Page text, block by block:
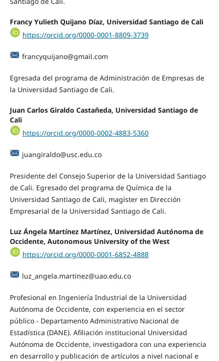
Francy Yulieth Quijano Díaz, Universidad Santiago de Cali
https://orcid.org/0000-0001-8809-3739
francyquijano@gmail.com
Egresada del programa de Administración de Empresas de
la Universidad Santiago de Cali.
Juan Carlos Giraldo Castañeda, Universidad Santiago de
Cali
https://orcid.org/0000-0002-4883-5360
juangiraldo@usc.edu.co
Presidente del Consejo Superior de la Universidad Santiago
de Cali. Egresado del programa de Química de la
Universidad Santiago de Cali, magíster en Dirección
Empresarial de la Universidad Santiago de Cali.
Luz Ángela Martínez Martínez, Universidad Autónoma de
Occidente, Autonomous University of the West
https://orcid.org/0000-0001-6852-4888
luz_angela.martinez@uao.edu.co
Profesional en Ingeniería Industrial de la Universidad
Autónoma de Occidente, con experiencia en el sector
público - Departamento Administrativo Nacional de
Estadística (DANE). Afiliación institucional Universidad
Autónoma de Occidente, investigadora con una experiencia
en desarrollo y publicación de artículos a nivel nacional e